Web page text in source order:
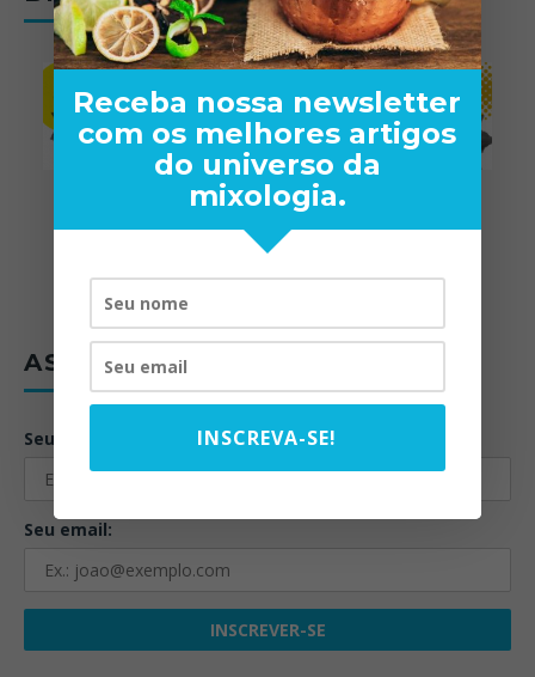
ASSINE A NEWSLETTER
Seu nome:
Seu email:
Receba nossa newsletter
com os melhores artigos
do universo da
mixologia.
INSCREVA-SE!